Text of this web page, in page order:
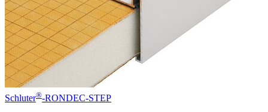
Schluter®-RONDEC-STEP